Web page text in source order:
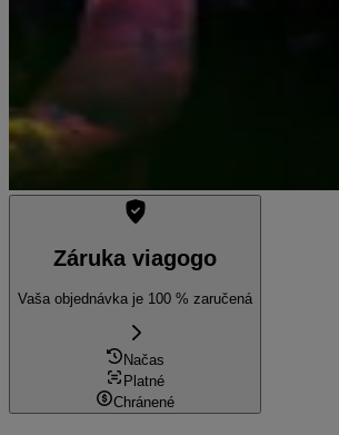
Záruka viagogo
Vaša objednávka je 100 % zaručená
Načas
Platné
Chránené